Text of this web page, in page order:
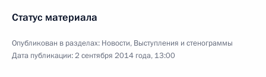
Статус материала
Опубликован в разделах: Новости, Выступления и стенограммы
Дата публикации:2 сентября 2014 года, 13:00